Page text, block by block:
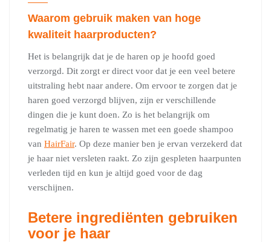
Waarom gebruik maken van hoge
kwaliteit haarproducten?
Het is belangrijk dat je de haren op je hoofd goed
verzorgd. Dit zorgt er direct voor dat je een veel betere
uitstraling hebt naar andere. Om ervoor te zorgen dat je
haren goed verzorgd blijven, zijn er verschillende
dingen die je kunt doen. Zo is het belangrijk om
regelmatig je haren te wassen met een goede shampoo
van HairFair. Op deze manier ben je ervan verzekerd dat
je haar niet versleten raakt. Zo zijn gespleten haarpunten
verleden tijd en kun je altijd goed voor de dag
verschijnen.
Betere ingrediënten gebruiken
voor je haar